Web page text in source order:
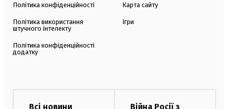
Політика конфіденційності
Політика використання
штучного інтелекту
Політика конфіденційності
додатку
Карта сайту
Ігри
Всі новини
Війна Росії з